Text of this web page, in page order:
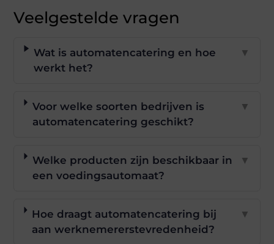
Veelgestelde vragen
Wat is automatencatering en hoe
werkt het?
▼
Voor welke soorten bedrijven is
automatencatering geschikt?
▼
Welke producten zijn beschikbaar in
een voedingsautomaat?
▼
Hoe draagt automatencatering bij
aan werknemererstevredenheid?
▼